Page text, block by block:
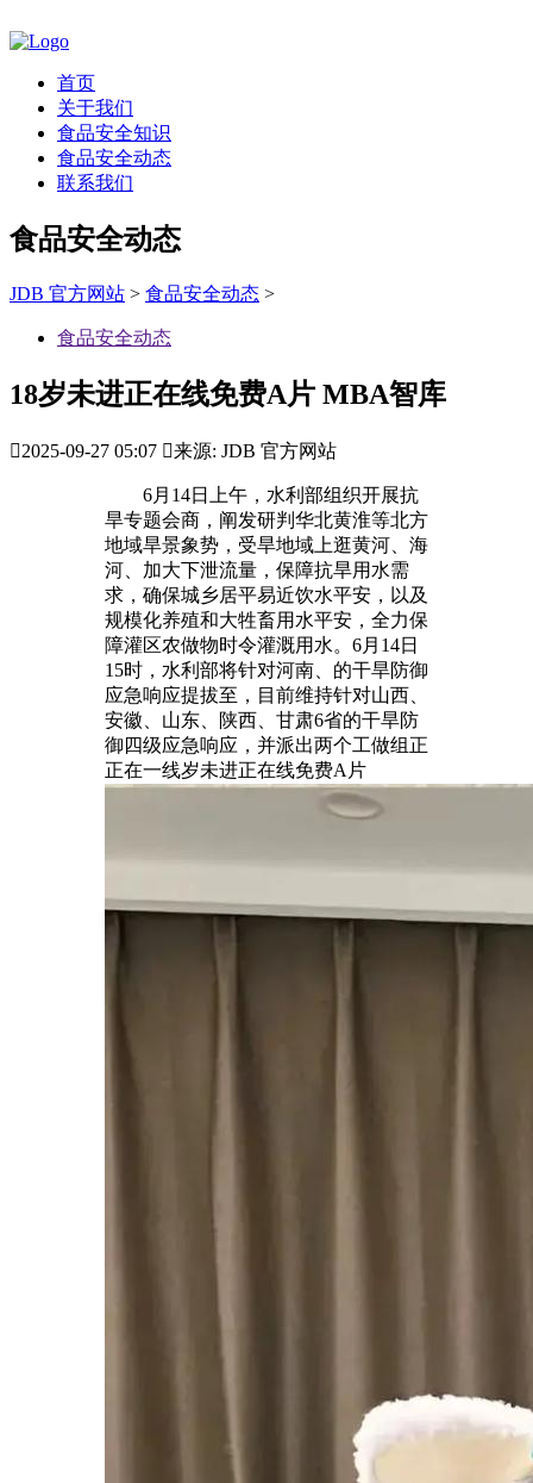
首页
关于我们
食品安全知识
食品安全动态
联系我们
食品安全动态
JDB 官方网站 > 食品安全动态 >
食品安全动态
18岁未进正在线免费A片 MBA智库
2025-09-27 05:07 来源: JDB 官方网站
6月14日上午，水利部组织开展抗
旱专题会商，阐发研判华北黄淮等北方
地域旱景象势，受旱地域上逛黄河、海
河、加大下泄流量，保障抗旱用水需
求，确保城乡居平易近饮水平安，以及
规模化养殖和大牲畜用水平安，全力保
障灌区农做物时令灌溉用水。6月14日
15时，水利部将针对河南、的干旱防御
应急响应提拔至，目前维持针对山西、
安徽、山东、陕西、甘肃6省的干旱防
御四级应急响应，并派出两个工做组正
正在一线岁未进正在线免费A片